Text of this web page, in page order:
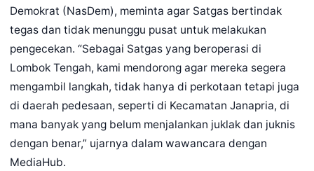
Demokrat (NasDem), meminta agar Satgas bertindak
tegas dan tidak menunggu pusat untuk melakukan
pengecekan. “Sebagai Satgas yang beroperasi di
Lombok Tengah, kami mendorong agar mereka segera
mengambil langkah, tidak hanya di perkotaan tetapi juga
di daerah pedesaan, seperti di Kecamatan Janapria, di
mana banyak yang belum menjalankan juklak dan juknis
dengan benar,” ujarnya dalam wawancara dengan
MediaHub.